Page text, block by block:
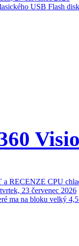
USB Flash
RECENZE CPU
23 červenec 2026
ma na bloku velký